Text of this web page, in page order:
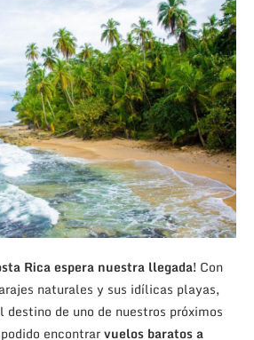
Rica espera nuestra llegada! Con
naturales y sus idílicas playas,
de uno de nuestros próximos
encontrarvuelos baratos a